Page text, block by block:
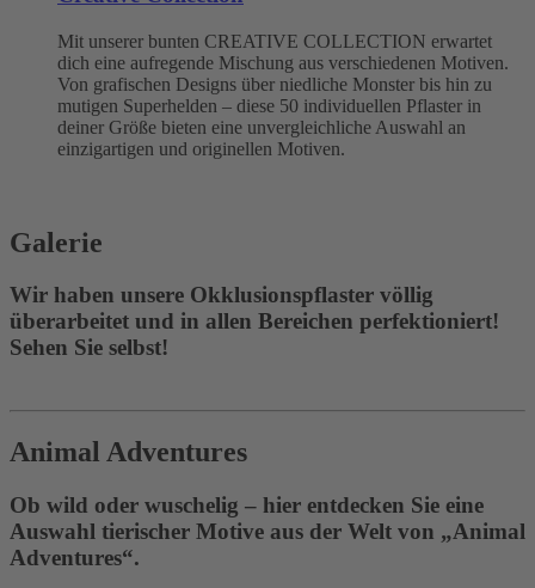
Mit unserer bunten CREATIVE COLLECTION erwartet
dich eine aufregende Mischung aus verschiedenen Motiven.
Von grafischen Designs über niedliche Monster bis hin zu
mutigen Superhelden – diese 50 individuellen Pflaster in
deiner Größe bieten eine unvergleichliche Auswahl an
einzigartigen und originellen Motiven.
Galerie
Wir haben unsere Okklusionspflaster völlig
überarbeitet und in allen Bereichen perfektioniert!
Sehen Sie selbst!
Animal Adventures
Ob wild oder wuschelig – hier entdecken Sie eine
Auswahl tierischer Motive aus der Welt von „Animal
Adventures“.